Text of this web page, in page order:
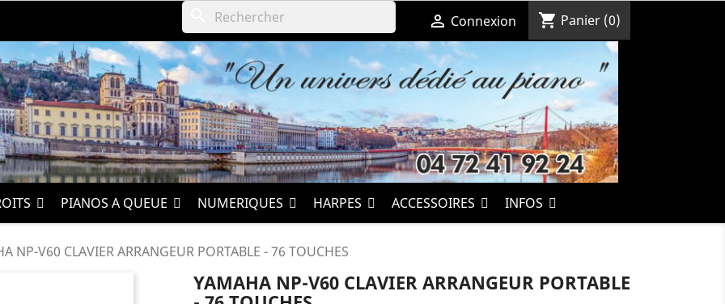
 Connexion shopping_cart Panier (0)
PIANOS A QUEUE NUMERIQUES HARPES ACCESSOIRES INFOS
NP-V60 CLAVIER ARRANGEUR PORTABLE - 76 TOUCHES
YAMAHA NP-V60 CLAVIER ARRANGEUR PORTABLE